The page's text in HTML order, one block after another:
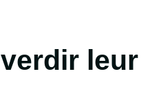
leur